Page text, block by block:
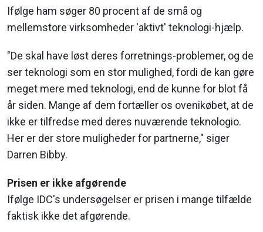
Ifølge ham søger 80 procent af de små og
mellemstore virksomheder 'aktivt' teknologi-hjælp.
"De skal have løst deres forretnings-problemer, og de
ser teknologi som en stor mulighed, fordi de kan gøre
meget mere med teknologi, end de kunne for blot få
år siden. Mange af dem fortæller os ovenikøbet, at de
ikke er tilfredse med deres nuværende teknologio.
Her er der store muligheder for partnerne," siger
Darren Bibby.
Prisen er ikke afgørende
Ifølge IDC's undersøgelser er prisen i mange tilfælde
faktisk ikke det afgørende.